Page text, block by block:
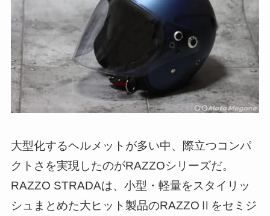
大型化するヘルメットが多い中、際立つコンパ
クトさを実現したのがRAZZOシリーズだ。
RAZZO STRADAは、小型・軽量をスタイリッ
シュまとめた大ヒット製品のRAZZOⅡをセミジ